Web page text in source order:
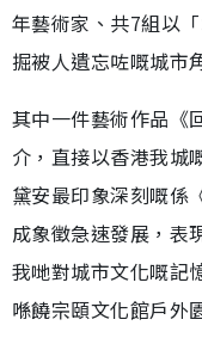
年藝術家、共7組以
掘被人遺忘咗嘅城市
其中一件藝術作品《
介，直接以香港我城
黛安最印象深刻嘅係
成象徵急速發展，表
我哋對城市文化嘅記
喺饒宗頤文化館戶外